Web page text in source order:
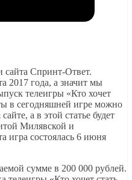
сайта Спринт-Ответ.
2017 года, а значит мы
телеигры «Кто хочет
в сегодняшней игре можно
сайте, а в этой статье будет
Милявской и
игра состоялась 6 июня
сумме в 200 000 рублей.